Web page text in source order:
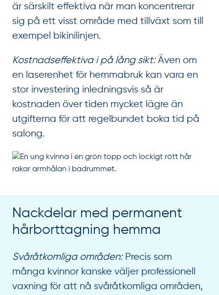
är särskilt effektiva när man koncentrerar
sig på ett visst område med tillväxt som till
exempel bikinilinjen.
Kostnadseffektiva i på lång sikt:Även om
en laserenhet för hemmabruk kan vara en
stor investering inledningsvis så är
kostnaden över tiden mycket lägre än
utgifterna för att regelbundet boka tid på
salong.
Nackdelar med permanent
hårborttagning hemma
Svåråtkomliga områden:Precis som
många kvinnor kanske väljer professionell
vaxning för att nå svåråtkomliga områden,